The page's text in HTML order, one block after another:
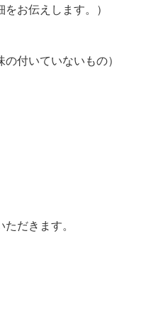
お伝えします。）
付いていないもの）
だきます。